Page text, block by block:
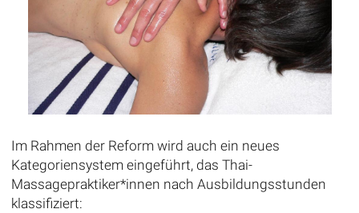
Im Rahmen der Reform wird auch ein neues
Kategoriensystem eingeführt, das Thai-
Massagepraktiker*innen nach Ausbildungsstunden
klassifiziert: